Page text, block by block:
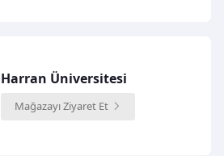
Harran Üniversitesi
Mağazayı Ziyaret Et